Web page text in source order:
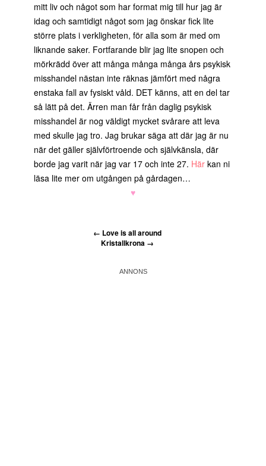
mitt liv och något som har format mig till hur jag är
idag och samtidigt något som jag önskar fick lite
större plats i verkligheten, för alla som är med om
liknande saker. Fortfarande blir jag lite snopen och
mörkrädd över att många många många års psykisk
misshandel nästan inte räknas jämfört med några
enstaka fall av fysiskt våld. DET känns, att en del tar
så lätt på det. Ärren man får från daglig psykisk
misshandel är nog väldigt mycket svårare att leva
med skulle jag tro. Jag brukar säga att där jag är nu
när det gäller självförtroende och självkänsla, där
borde jag varit när jag var 17 och inte 27. Här kan ni
läsa lite mer om utgången på gårdagen…
♥
← Love is all around
Kristallkrona →